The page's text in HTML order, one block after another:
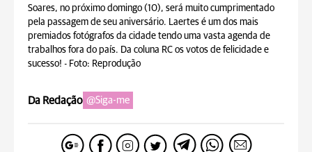
Soares, no próximo domingo (10), será muito cumprimentado
pela passagem de seu aniversário. Laertes é um dos mais
premiados fotógrafos da cidade tendo uma vasta agenda de
trabalhos fora do país. Da coluna RC os votos de felicidade e
sucesso! - Foto: Reprodução
Da Redação @Siga-me